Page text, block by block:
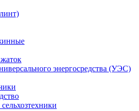
энергосредства (УЭС)